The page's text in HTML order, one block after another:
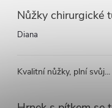
Nůžky chirurgické
Diana
Kvalitní nůžky, plní svůj...